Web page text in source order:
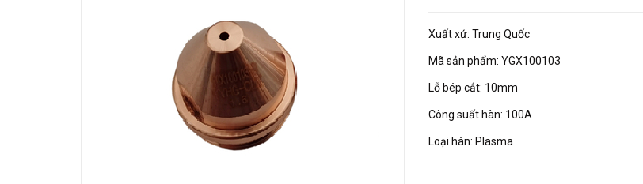
Xuất xứ: Trung Quốc
Mã sản phẩm: YGX100103
Lỗ bép cắt: 10mm
Công suất hàn: 100A
Loại hàn: Plasma